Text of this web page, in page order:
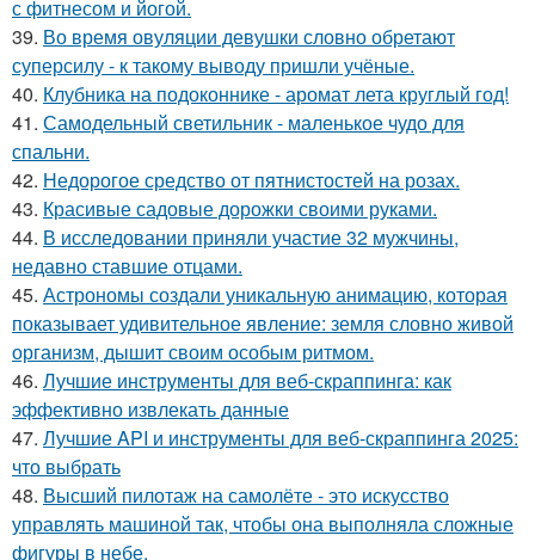
с фитнесом и йогой.
39. Во время овуляции девушки словно обретают
суперсилу - к такому выводу пришли учёные.
40. Клубника на подоконнике - аромат лета круглый год!
41. Самодельный светильник - маленькое чудо для
спальни.
42. Недорогое средство от пятнистостей на розах.
43. Красивые садовые дорожки своими руками.
44. В исследовании приняли участие 32 мужчины,
недавно ставшие отцами.
45. Астрономы создали уникальную анимацию, которая
показывает удивительное явление: земля словно живой
организм, дышит своим особым ритмом.
46. Лучшие инструменты для веб-скраппинга: как
эффективно извлекать данные
47. Лучшие API и инструменты для веб-скраппинга 2025:
что выбрать
48. Высший пилотаж на самолёте - это искусство
управлять машиной так, чтобы она выполняла сложные
фигуры в небе.